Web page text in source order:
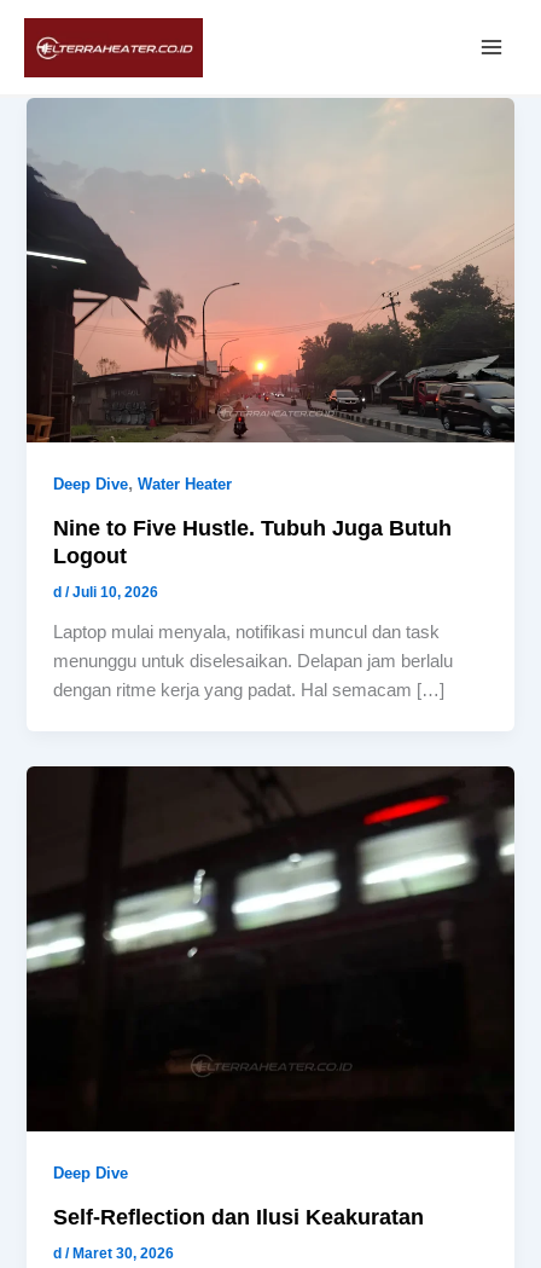
Deep Dive,Water Heater
Nine to Five Hustle. Tubuh Juga Butuh
Logout
d/Juli 10, 2026
Laptop mulai menyala, notifikasi muncul dan task
menunggu untuk diselesaikan. Delapan jam berlalu
dengan ritme kerja yang padat. Hal semacam […]
Deep Dive
Self-Reflection dan Ilusi Keakuratan
d/Maret 30, 2026